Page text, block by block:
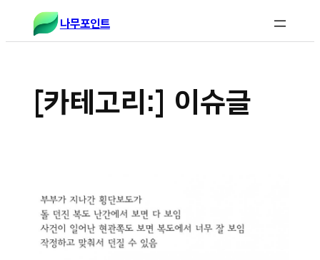
나무포인트
[카테고리:] 이슈글